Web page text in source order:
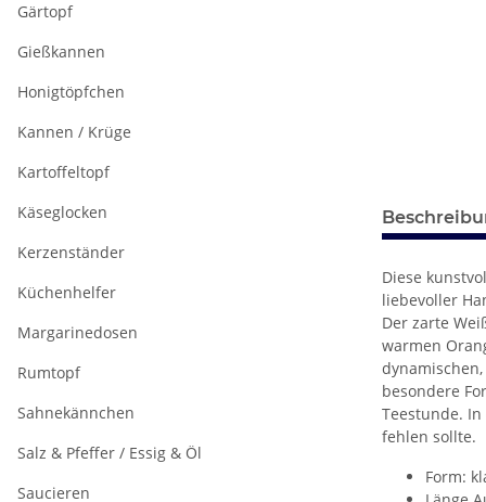
Diese
liebevoller
Der zarte
warmen
besondere
Teestunde.
fehlen sollte.
Form:
Gärtopf
Gießkannen
Honigtöpfchen
Kannen / Krüge
Kartoffeltopf
Käseglocken
Kerzenständer
Küchenhelfer
Margarinedosen
Rumtopf
Sahnekännchen
Salz & Pfeffer / Essig & Öl
Saucieren